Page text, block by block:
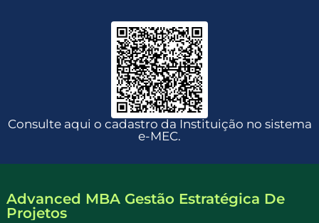
Consulte aqui o cadastro da Instituição no sistema
e-MEC.
Advanced MBA Gestão Estratégica De
Projetos